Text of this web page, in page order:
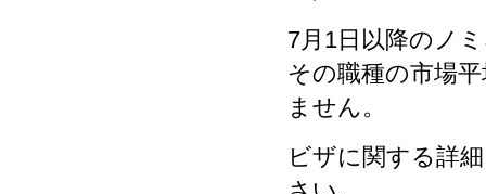
7月1日以降のノ
その職種の市場
ません。
ビザに関する詳